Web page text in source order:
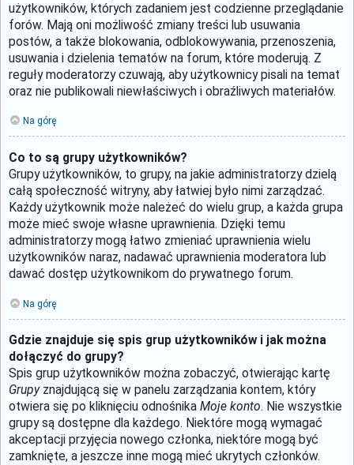
użytkowników, których zadaniem jest codzienne przeglądanie
forów. Mają oni możliwość zmiany treści lub usuwania
postów, a także blokowania, odblokowywania, przenoszenia,
usuwania i dzielenia tematów na forum, które moderują. Z
reguły moderatorzy czuwają, aby użytkownicy pisali na temat
oraz nie publikowali niewłaściwych i obraźliwych materiałów.
Na górę
Co to są grupy użytkowników?
Grupy użytkowników, to grupy, na jakie administratorzy dzielą
całą społeczność witryny, aby łatwiej było nimi zarządzać.
Każdy użytkownik może należeć do wielu grup, a każda grupa
może mieć swoje własne uprawnienia. Dzięki temu
administratorzy mogą łatwo zmieniać uprawnienia wielu
użytkowników naraz, nadawać uprawnienia moderatora lub
dawać dostęp użytkownikom do prywatnego forum.
Na górę
Gdzie znajduje się spis grup użytkowników i jak można
dołączyć do grupy?
Spis grup użytkowników można zobaczyć, otwierając kartę
Grupyznajdującą się w panelu zarządzania kontem, który
otwiera się po kliknięciu odnośnika Moje konto. Nie wszystkie
grupy są dostępne dla każdego. Niektóre mogą wymagać
akceptacji przyjęcia nowego członka, niektóre mogą być
zamknięte, a jeszcze inne mogą mieć ukrytych członków.